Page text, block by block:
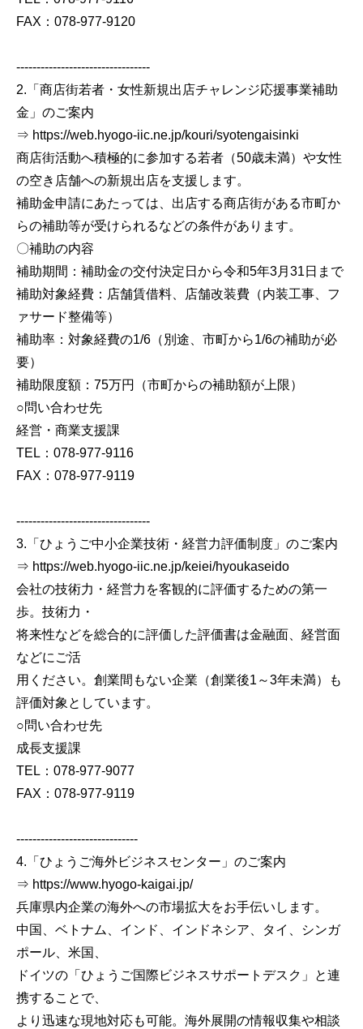
FAX：078-977-9120
---------------------------------
2.「商店街若者・女性新規出店チャレンジ応援事業補助
金」のご案内
⇒ https://web.hyogo-iic.ne.jp/kouri/syotengaisinki
商店街活動へ積極的に参加する若者（50歳未満）や女性
の空き店舗への新規出店を支援します。
補助金申請にあたっては、出店する商店街がある市町か
らの補助等が受けられるなどの条件があります。
〇補助の内容
補助期間：補助金の交付決定日から令和5年3月31日まで
補助対象経費：店舗賃借料、店舗改装費（内装工事、フ
ァサード整備等）
補助率：対象経費の1/6（別途、市町から1/6の補助が必
要）
補助限度額：75万円（市町からの補助額が上限）
○問い合わせ先
経営・商業支援課
TEL：078-977-9116
FAX：078-977-9119
---------------------------------
3.「ひょうご中小企業技術・経営力評価制度」のご案内
⇒ https://web.hyogo-iic.ne.jp/keiei/hyoukaseido
会社の技術力・経営力を客観的に評価するための第一
歩。技術力・
将来性などを総合的に評価した評価書は金融面、経営面
などにご活
用ください。創業間もない企業（創業後1～3年未満）も
評価対象としています。
○問い合わせ先
成長支援課
TEL：078-977-9077
FAX：078-977-9119
------------------------------
4.「ひょうご海外ビジネスセンター」のご案内
⇒ https://www.hyogo-kaigai.jp/
兵庫県内企業の海外への市場拡大をお手伝いします。
中国、ベトナム、インド、インドネシア、タイ、シンガ
ポール、米国、
ドイツの「ひょうご国際ビジネスサポートデスク」と連
携することで、
より迅速な現地対応も可能。海外展開の情報収集や相談